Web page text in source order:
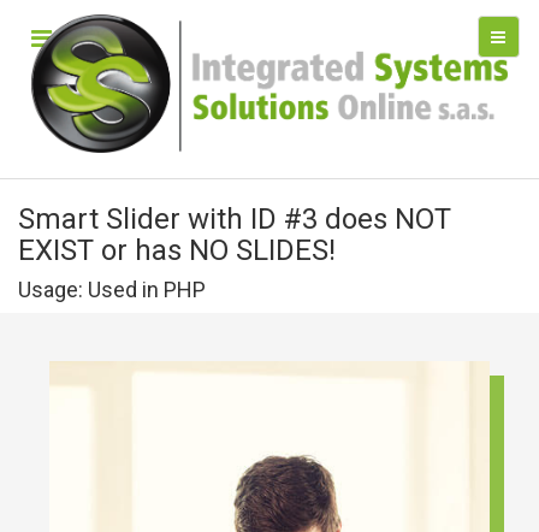
Smart Slider with ID #3 does NOT
EXIST or has NO SLIDES!
Usage: Used in PHP